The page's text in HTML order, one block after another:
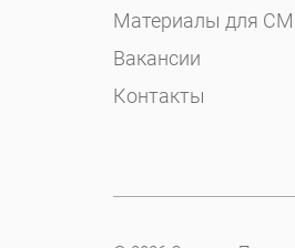
Материалы для
Вакансии
Контакты